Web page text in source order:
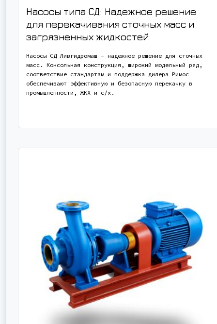
Насосы типа СД: Надежное решение
для перекачивания сточных масс и
загрязненных жидкостей
Насосы СД Ливгидромаш – надежное решение для сточных
масс. Консольная конструкция, широкий модельный ряд,
соответствие стандартам и поддержка дилера Римос
обеспечивают эффективную и безопасную перекачку в
промышленности, ЖКХ и с/х.